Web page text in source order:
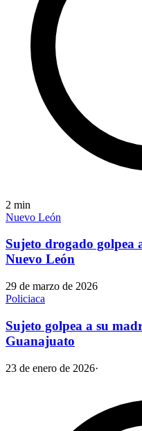
2 min
Nuevo León
Sujeto drogado golpea
Nuevo León
29 de marzo de 2026
Policiaca
Sujeto golpea a su
Guanajuato
23 de enero de 2026·